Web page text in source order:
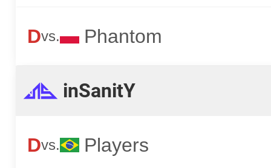
Dvs. Phantom
inSanitY
Dvs. Players